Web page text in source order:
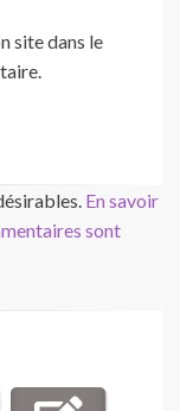
site dans le
En savoir
sont